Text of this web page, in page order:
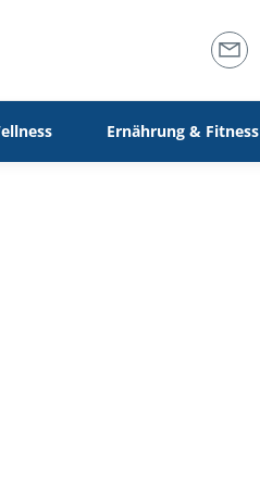
Ernährung & Fitness